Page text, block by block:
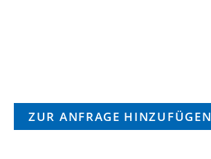
ZUR ANFRAGE HINZUFÜGEN